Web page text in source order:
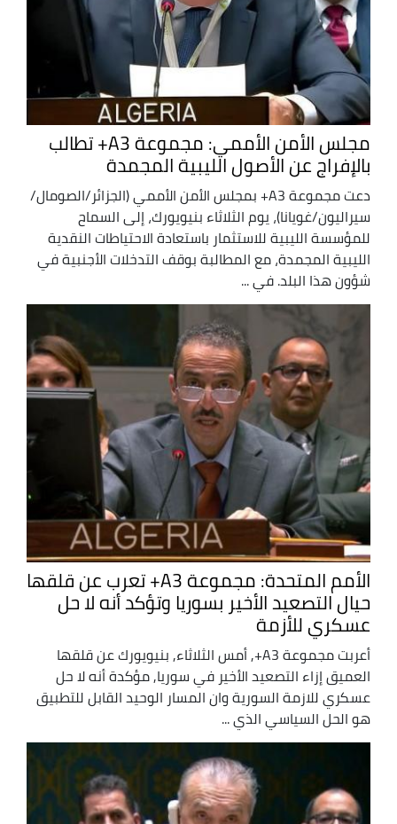
مجلس الأمن الأممي: مجموعة A3+ تطالب
بالإفراج عن الأصول الليبية المجمدة
دعت مجموعة A3+ بمجلس الأمن الأممي (الجزائر/الصومال/
سيراليون/غويانا)، يوم الثلاثاء بنيويورك، إلى السماح
للمؤسسة الليبية للاستثمار باستعادة الاحتياطات النقدية
الليبية المجمدة، مع المطالبة بوقف التدخلات الأجنبية في
شؤون هذا البلد. في ...
الأمم المتحدة: مجموعة A3+ تعرب عن قلقها
حيال التصعيد الأخير بسوريا وتؤكد أنه لا حل
عسكري للأزمة
أعربت مجموعة A3+, أمس الثلاثاء, بنيويورك عن قلقها
العميق إزاء التصعيد الأخير في سوريا, مؤكدة أنه لا حل
عسكري للازمة السورية وان المسار الوحيد القابل للتطبيق
هو الحل السياسي الذي ...